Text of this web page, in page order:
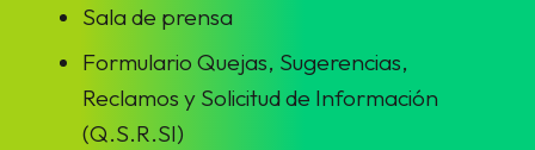
Sala de prensa
Formulario Quejas, Sugerencias,
Reclamos y Solicitud de Información
(Q.S.R.SI)